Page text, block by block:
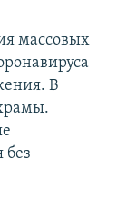
массовых
В
без